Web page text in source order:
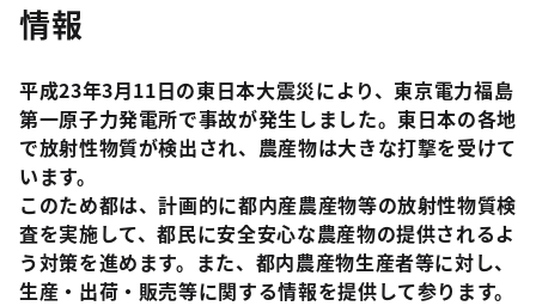
情報
平成23年3月11日の東日本大震災により、東京電力福島
第一原子力発電所で事故が発生しました。東日本の各地
で放射性物質が検出され、農産物は大きな打撃を受けて
います。
このため都は、計画的に都内産農産物等の放射性物質検
査を実施して、都民に安全安心な農産物の提供されるよ
う対策を進めます。また、都内農産物生産者等に対し、
生産・出荷・販売等に関する情報を提供して参ります。